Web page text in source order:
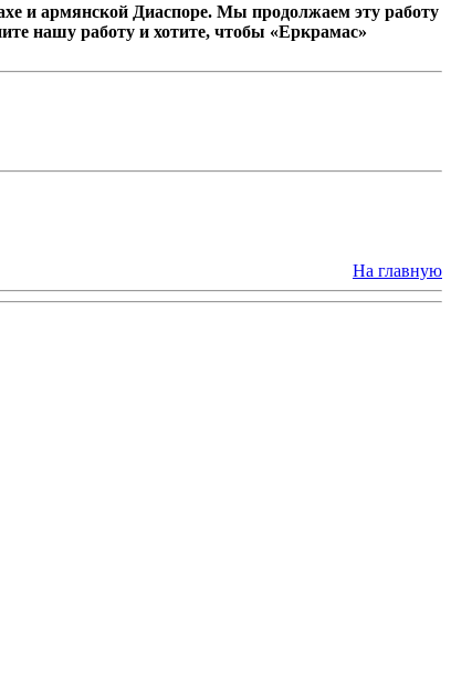
и армянской Диаспоре. Мы продолжаем эту работу
нашу работу и хотите, чтобы «Еркрамас»
На главную